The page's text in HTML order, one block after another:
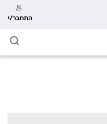
התחבר/י